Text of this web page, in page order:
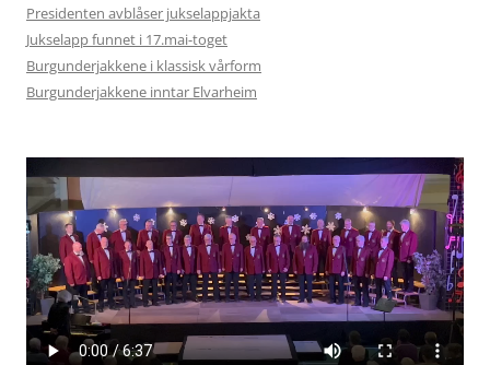
Presidenten avblåser jukselappjakta
Jukselapp funnet i 17.mai-toget
Burgunderjakkene i klassisk vårform
Burgunderjakkene inntar Elvarheim